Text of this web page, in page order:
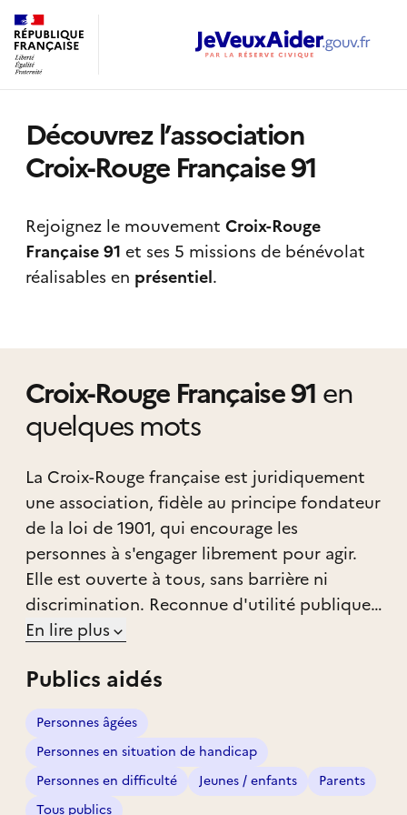
Découvrez l’association
Croix-Rouge Française 91
Rejoignez le mouvement Croix-Rouge
Française 91 et ses 5 missions de bénévolat
réalisables en présentiel.
Croix-Rouge Française 91 en
quelques mots
La Croix-Rouge française est juridiquement
une association, fidèle au principe fondateur
de la loi de 1901, qui encourage les
personnes à s'engager librement pour agir.
Elle est ouverte à tous, sans barrière ni
discrimination. Reconnue d'utilité publique
en 1945, elle fonde l'engagement de ses
l’autonomie qu'elle leur accorde par des
délégations de responsabilité importantes.
La Croix-Rouge française est également
engagée dans une économie sociale de
services à but non lucratif. Cette dimension
moins connue repose pourtant sur un
En lire plus
Publics aidés
Personnes âgées
Personnes en situation de handicap
Personnes en difficulté
Jeunes / enfants
Parents
Tous publics